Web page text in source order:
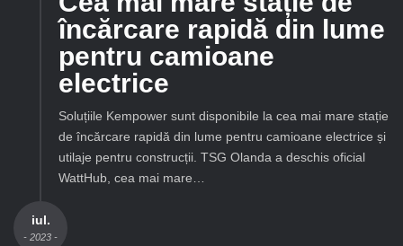
încărcare rapidă din lume
pentru camioane
electrice
Soluțiile Kempower sunt disponibile la cea mai mare stație
de încărcare rapidă din lume pentru camioane electrice și
utilaje pentru construcții. TSG Olanda a deschis oficial
WattHub, cea mai mare…
iul.
- 2023 -